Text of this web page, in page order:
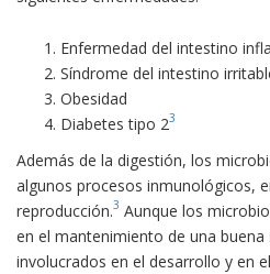
Enfermedad del intestino
Síndrome del intestino
Obesidad
Diabetes tipo 23
Además de la digestión, los
algunos procesos inmunológicos,
reproducción.3 Aunque los
en el mantenimiento de una
involucrados en el desarrollo y en